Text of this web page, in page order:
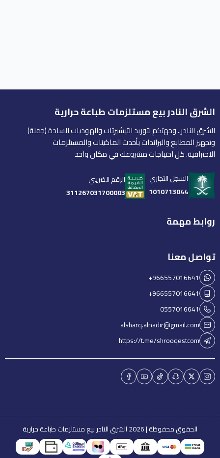
الشرق النادر بيع مستلزمات طباعة حرارية
الشرق النادر.. وجهتكم لتوريد التيشيرتات والهوديات السادة (جملة)
وتجهيز المطابع والبراندات بأحدث الماكينات والمستلزمات
الاحترافية. كل احتياجات مشروعك في مكان واحد
السجل التجاري
1010713044
الرقم الضريبي
311267031700003
روابط مهمة
تواصل معنا
+966557016641
+966557016641
0557016641
alsharq.alnadir@gmail.com
https://t.me/shrooqestcom
الحقوق محفوظة | 2026 الشرق النادر بيع مستلزمات طباعة حرارية